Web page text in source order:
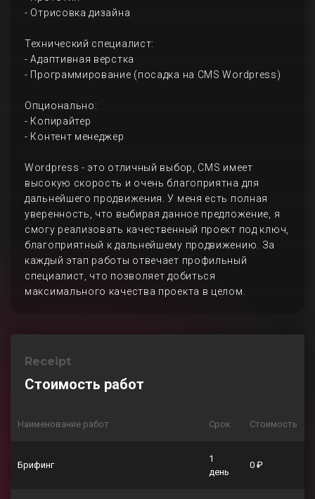
- Отрисовка дизайна
Технический специалист:
- Адаптивная верстка
- Программирование (посадка на CMS Wordpress)
Опционально:
- Копирайтер
- Контент менеджер
Wordpress - это отличный выбор, CMS имеет
высокую скорость и очень благоприятна для
дальнейшего продвижения. У меня есть полная
уверенность, что выбирая данное предложение, я
смогу реализовать качественный проект под ключ,
благоприятный к дальнейшему продвижению. За
каждый этап работы отвечает профильный
специалист, что позволяет добиться
максимального качества проекта в целом.
Receipt
Стоимость работ
Наименование работ Срок Стоимость
Брифинг
1
день
0 ₽